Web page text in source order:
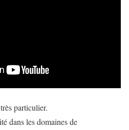
particulier.
dans les domaines de